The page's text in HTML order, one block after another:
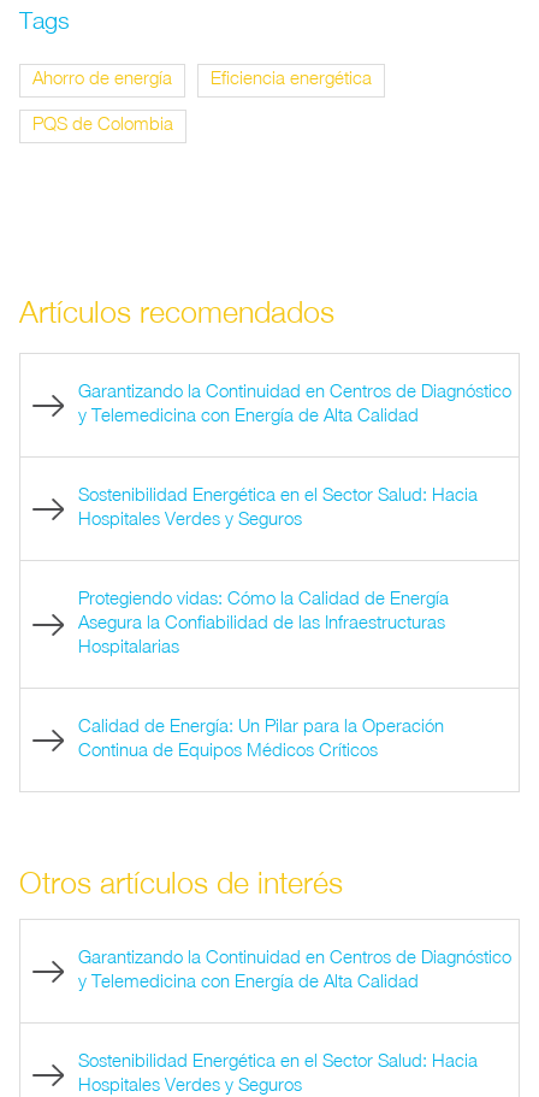
Tags
Ahorro de energía Eficiencia energética
PQS de Colombia
Artículos recomendados
Garantizando la Continuidad en Centros de Diagnóstico
y Telemedicina con Energía de Alta Calidad
Sostenibilidad Energética en el Sector Salud: Hacia
Hospitales Verdes y Seguros
Protegiendo vidas: Cómo la Calidad de Energía
Asegura la Confiabilidad de las Infraestructuras
Hospitalarias
Calidad de Energía: Un Pilar para la Operación
Continua de Equipos Médicos Críticos
Otros artículos de interés
Garantizando la Continuidad en Centros de Diagnóstico
y Telemedicina con Energía de Alta Calidad
Sostenibilidad Energética en el Sector Salud: Hacia
Hospitales Verdes y Seguros